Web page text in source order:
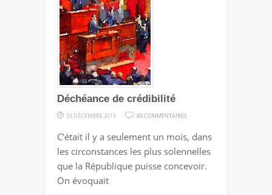
Déchéance de crédibilité
23 DÉCEMBRE 2015 40 COMMENTAIRES
DE
CRÉDIBILITÉ
C’était il y a seulement un mois, dans
les circonstances les plus solennelles
que la République puisse concevoir.
On évoquait